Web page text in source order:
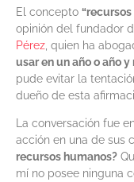
El concepto
opinión del fundador
Pérez , quien ha
usar en un año o año y
pude evitar la
dueño de esta
La conversación fue
acción en una de sus
recursos humanos?
mí no posee ninguna